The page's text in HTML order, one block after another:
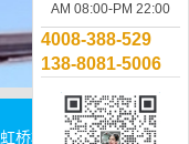
虹桥机场 >
AM 08:00-PM 22:00
4008-388-529
138-8081-5006